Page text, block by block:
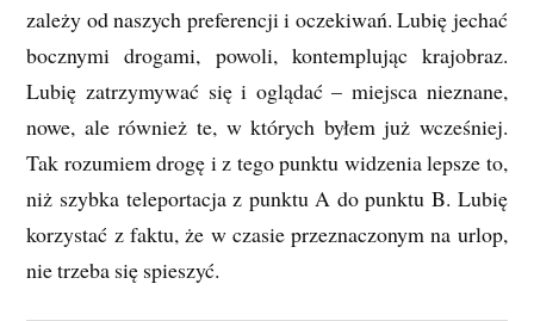
zależy od naszych preferencji i oczekiwań. Lubię jechać
bocznymi drogami, powoli, kontemplując krajobraz.
Lubię zatrzymywać się i oglądać – miejsca nieznane,
nowe, ale również te, w których byłem już wcześniej.
Tak rozumiem drogę i z tego punktu widzenia lepsze to,
niż szybka teleportacja z punktu A do punktu B. Lubię
korzystać z faktu, że w czasie przeznaczonym na urlop,
nie trzeba się spieszyć.